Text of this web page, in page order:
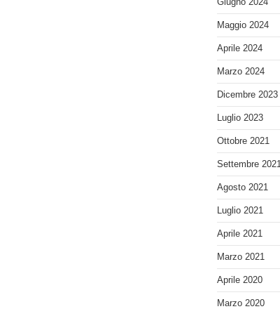
Maggio 2024
Aprile 2024
Marzo 2024
Dicembre 2023
Luglio 2023
Ottobre 2021
Settembre 2021
Agosto 2021
Luglio 2021
Aprile 2021
Marzo 2021
Aprile 2020
Marzo 2020